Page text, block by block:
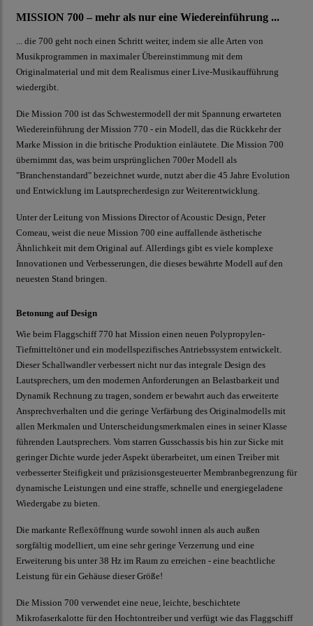
MISSION 700 – mehr als nur eine Wiedereinführung ...
... die 700 geht noch einen Schritt weiter, indem sie alle Arten von
Musikprogrammen in maximaler Übereinstimmung mit dem
Originalmaterial und mit dem Realismus einer Live-Musikaufführung
wiedergibt.
Die Mission 700 ist das Schwestermodell der mit Spannung erwarteten
Wiedereinführung derMission 770 - ein Modell, das die Rückkehr der
Marke Mission in die britische Produktion einläutete. Die Mission 700
übernimmt das, was beim ursprünglichen 700er Modell als
"Branchenstandard" bezeichnet wurde, nutzt aber die 45 Jahre Evolution
und Entwicklung im Lautsprecherdesign zur Weiterentwicklung.
Unter der Leitung von Missions Director of Acoustic Design, Peter
Comeau, weist die neue Mission 700 eine auffallende ästhetische
Ähnlichkeit mit dem Original auf. Allerdings gibt es viele komplexe
Innovationen und Verbesserungen, die dieses bewährte Modell auf den
neuesten Stand bringen.
Betonung auf Design
Wie beim Flaggschiff 770 hat Mission einen neuen Polypropylen-
Tiefmitteltöner und ein modellspezifisches Antriebssystem entwickelt.
Dieser Schallwandler verbessert nicht nur das integrale Design des
Lautsprechers, um den modernen Anforderungen an Belastbarkeit und
Dynamik Rechnung zu tragen, sondern er bewahrt auch das erweiterte
Ansprechverhalten und die geringe Verfärbung des Originalmodells mit
allen Merkmalen und Unterscheidungsmerkmalen eines in seiner Klasse
führenden Lautsprechers. Vom starren Gusschassis bis hin zur Sicke mit
geringer Dichte wurde jeder Aspekt überarbeitet, um einen Treiber mit
verbesserter Steifigkeit und präzisionsgesteuerter Membranbegrenzung für
dynamische Leistungen und eine straffe, schnelle und energiegeladene
Wiedergabe zu bieten.
Die markante Reflexöffnung wurde sowohl innen als auch außen
sorgfältig modelliert, um eine sehr geringe Verzerrung und eine
Erweiterung bis unter 38 Hz im Raum zu erreichen - eine beachtliche
Leistung für ein Gehäuse dieser Größe!
Die Mission 700 verwendet eine neue, leichte, beschichtete
Mikrofaserkalotte für den Hochtontreiber und verfügt wie das Flaggschiff